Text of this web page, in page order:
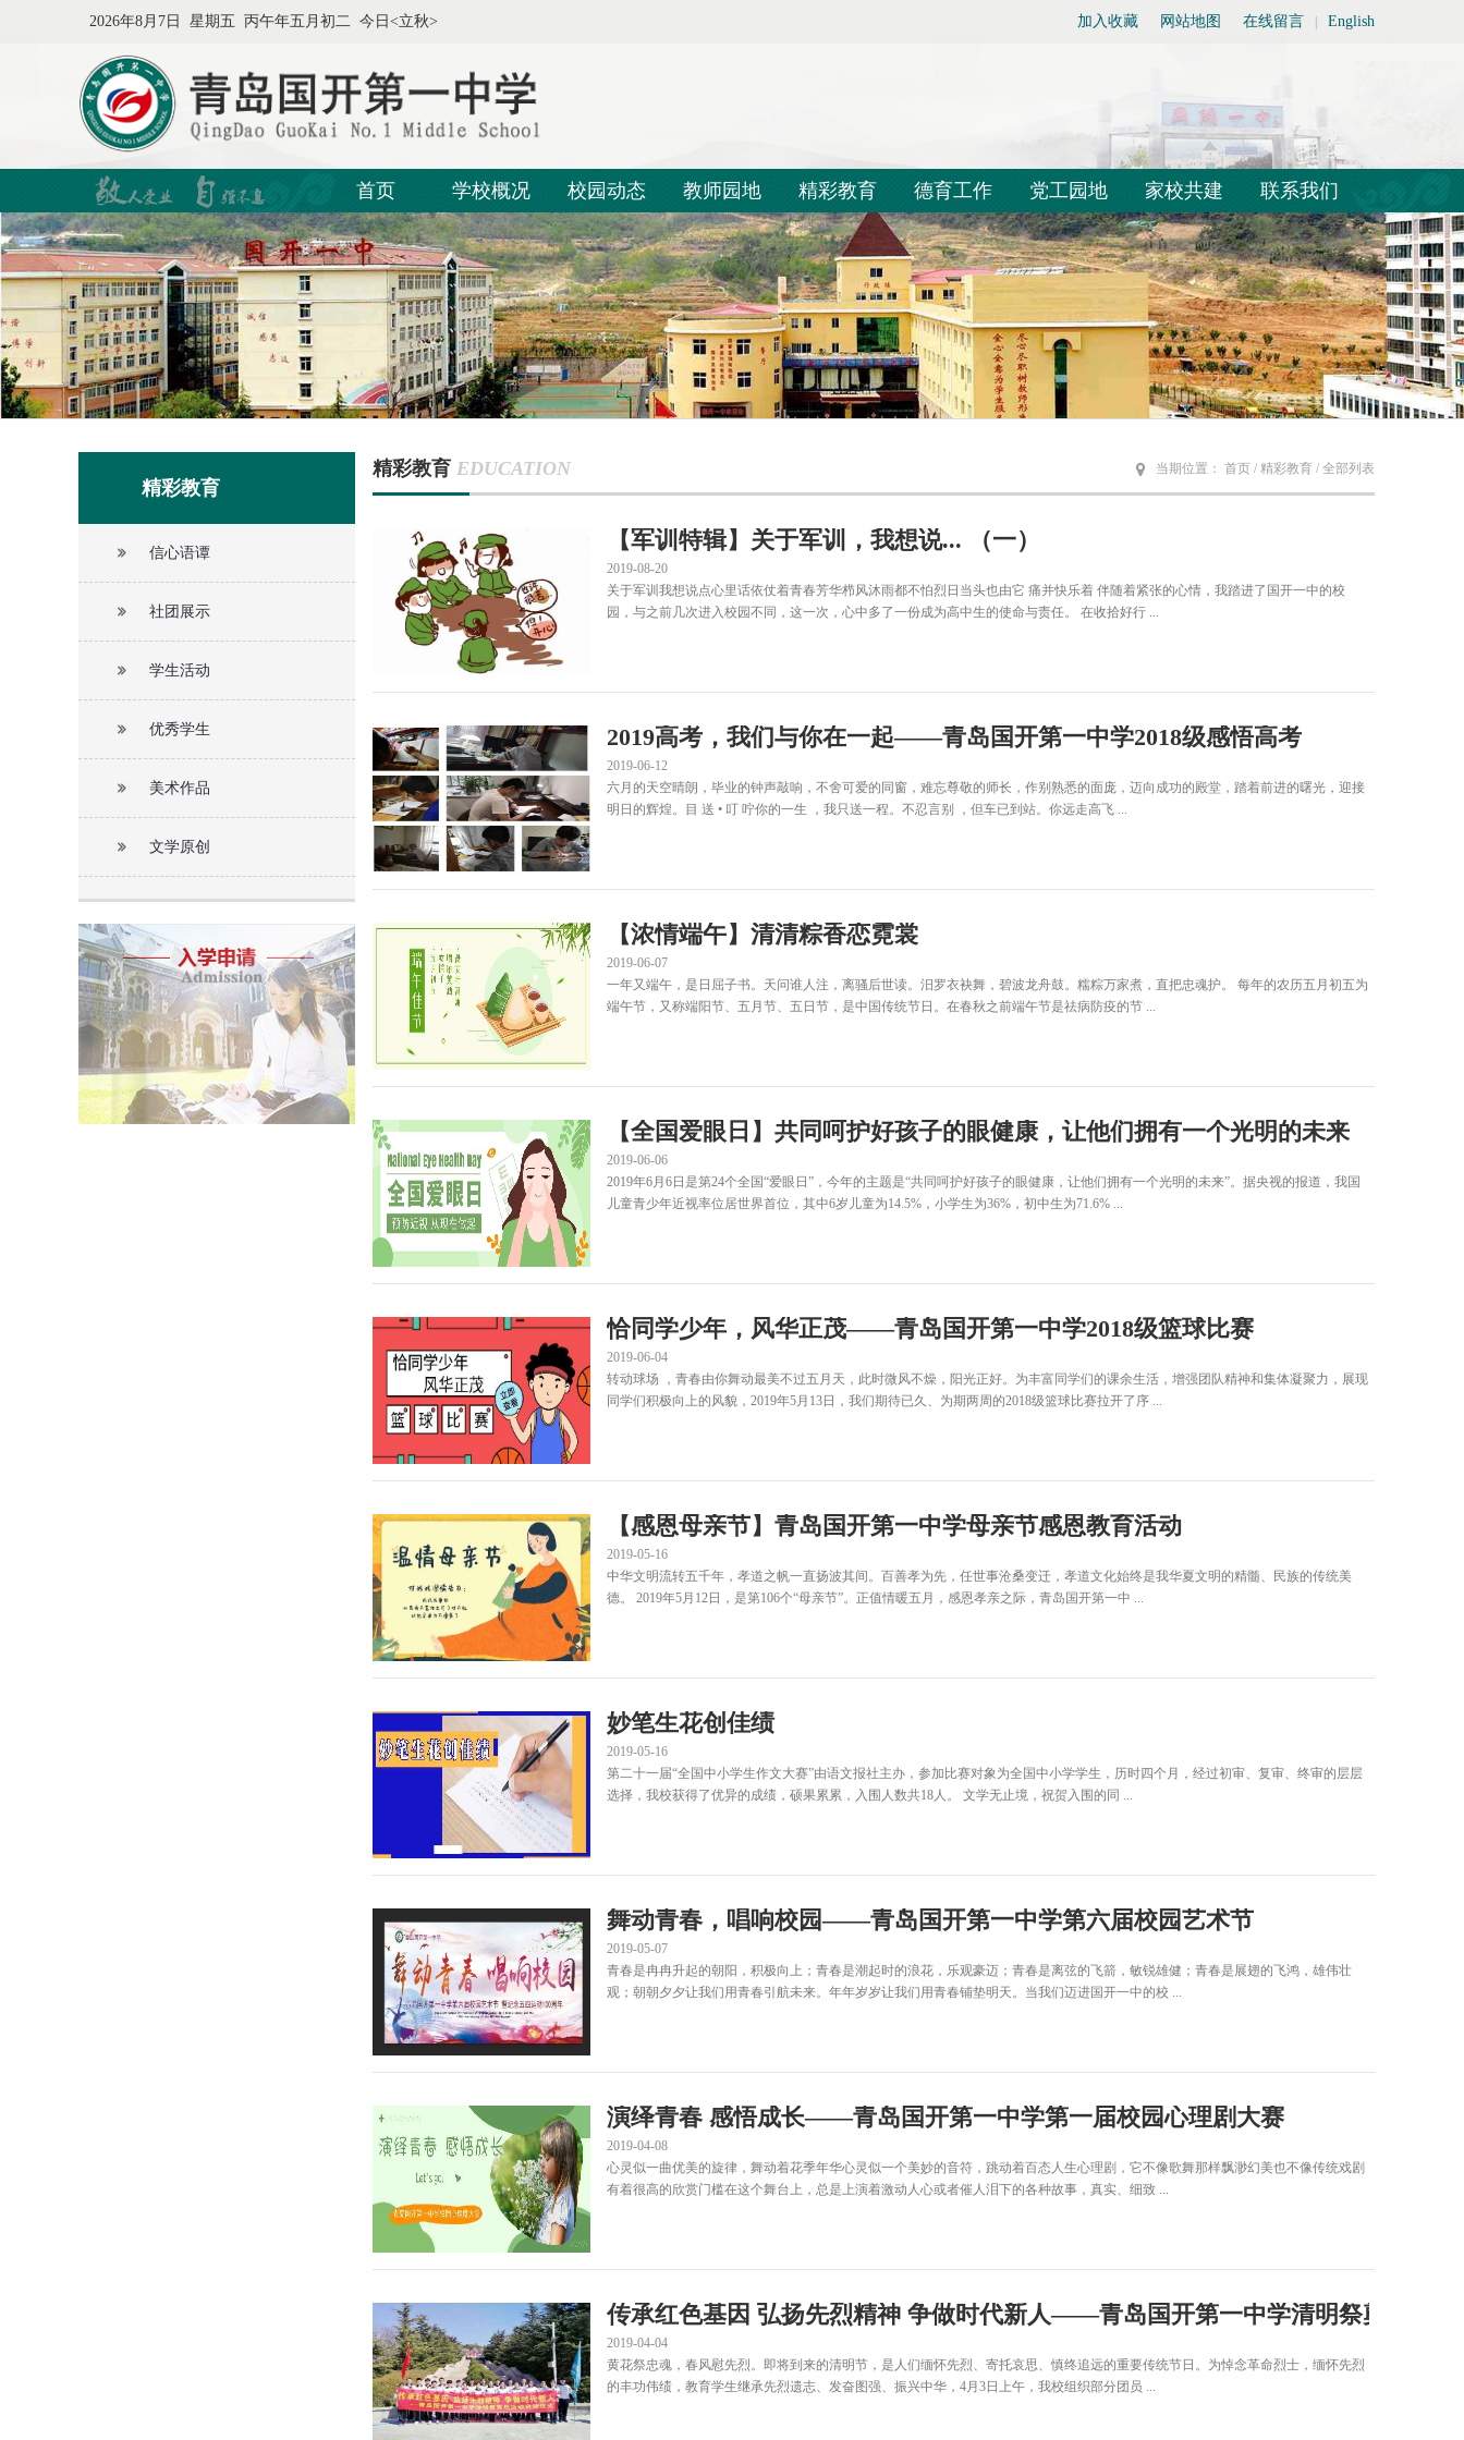
2026年8月7日 星期五 丙午年五月初二 今日<立秋> 加入收藏 网站地图 在线留言 English
首页 学校概况 校园动态 教师园地 精彩教育 德育工作 党工园地 家校共建 联系我们
精彩教育
信心语谭
社团展示
学生活动
优秀学生
美术作品
文学原创
当期位置： 首页 / 精彩教育 / 全部列表
精彩教育 EDUCATION
【军训特辑】关于军训，我想说... （一）
2019-08-20
关于军训我想说点心里话依仗着青春芳华栉风沐雨都不怕烈日当头也由它 痛并快乐着 伴随着紧张的心情，我踏进了国开一中的校
园，与之前几次进入校园不同，这一次，心中多了一份成为高中生的使命与责任。 在收拾好行 ...
2019高考，我们与你在一起——青岛国开第一中学2018级感悟高考
2019-06-12
六月的天空晴朗，毕业的钟声敲响，不舍可爱的同窗，难忘尊敬的师长，作别熟悉的面庞，迈向成功的殿堂，踏着前进的曙光，迎接
明日的辉煌。目 送 • 叮 咛你的一生 ，我只送一程。不忍言别 ，但车已到站。你远走高飞 ...
【浓情端午】清清粽香恋霓裳
2019-06-07
一年又端午，是日屈子书。天问谁人注，离骚后世读。汨罗衣袂舞，碧波龙舟鼓。糯粽万家煮，直把忠魂护。 每年的农历五月初五为
端午节，又称端阳节、五月节、五日节，是中国传统节日。在春秋之前端午节是祛病防疫的节 ...
【全国爱眼日】共同呵护好孩子的眼健康，让他们拥有一个光明的未来
2019-06-06
2019年6月6日是第24个全国“爱眼日”，今年的主题是“共同呵护好孩子的眼健康，让他们拥有一个光明的未来”。据央视的报道，我国
儿童青少年近视率位居世界首位，其中6岁儿童为14.5%，小学生为36%，初中生为71.6% ...
恰同学少年，风华正茂——青岛国开第一中学2018级篮球比赛
2019-06-04
转动球场 ，青春由你舞动最美不过五月天，此时微风不燥，阳光正好。为丰富同学们的课余生活，增强团队精神和集体凝聚力，展现
同学们积极向上的风貌，2019年5月13日，我们期待已久、为期两周的2018级篮球比赛拉开了序 ...
【感恩母亲节】青岛国开第一中学母亲节感恩教育活动
2019-05-16
中华文明流转五千年，孝道之帆一直扬波其间。百善孝为先，任世事沧桑变迁，孝道文化始终是我华夏文明的精髓、民族的传统美
德。 2019年5月12日，是第106个“母亲节”。正值情暖五月，感恩孝亲之际，青岛国开第一中 ...
妙笔生花创佳绩
2019-05-16
第二十一届“全国中小学生作文大赛”由语文报社主办，参加比赛对象为全国中小学学生，历时四个月，经过初审、复审、终审的层层
选择，我校获得了优异的成绩，硕果累累，入围人数共18人。 文学无止境，祝贺入围的同 ...
舞动青春，唱响校园——青岛国开第一中学第六届校园艺术节
2019-05-07
青春是冉冉升起的朝阳，积极向上；青春是潮起时的浪花，乐观豪迈；青春是离弦的飞箭，敏锐雄健；青春是展翅的飞鸿，雄伟壮
观；朝朝夕夕让我们用青春引航未来。年年岁岁让我们用青春铺垫明天。当我们迈进国开一中的校 ...
演绎青春 感悟成长——青岛国开第一中学第一届校园心理剧大赛
2019-04-08
心灵似一曲优美的旋律，舞动着花季年华心灵似一个美妙的音符，跳动着百态人生心理剧，它不像歌舞那样飘渺幻美也不像传统戏剧
有着很高的欣赏门槛在这个舞台上，总是上演着激动人心或者催人泪下的各种故事，真实、细致 ...
2019-04-04
黄花祭忠魂，春风慰先烈。即将到来的清明节，是人们缅怀先烈、寄托哀思、慎终追远的重要传统节日。为悼念革命烈士，缅怀先烈
的丰功伟绩，教育学生继承先烈遗志、发奋图强、振兴中华，4月3日上午，我校组织部分团员 ...